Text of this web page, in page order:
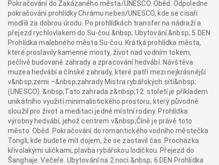
Pokračování do Zakázaného města/UNESCO. Oběd. Odpoledne
pokračování prohlídky Chrámu nebes/UNESCO, kde se císaři
modlili za dobrou úrodu. Po prohlídkách transfer na nádraží a
přejezd rychlovlakem do Su-čou.&nbsp; Ubytování.&nbsp; 5.DEN
Prohlídka malebného města Su-čou. Krátká prohlídka města,
které proslavily kamenné mosty, život nad vodním tokem,
pečlivě budované zahrady a zpracování hedvábí. Návštěva
muzea hedvábí a čínské zahrady, které patří mezi nejkrásnější
v&nbsp;zemi –&nbsp;zahrady Mistra rybářských sítí&nbsp;
(UNESCO). &nbsp;Tato zahrada z&nbsp;12. století je příkladem
unikátního využití minimalistického prostoru, který původně
sloužil pro život a meditaci jedné místní rodiny. Prohlídka
výrobny hedvábí, jehož centrem v&nbsp;Číně je právě toto
město. Oběd. Pokračování do romantického vodního městečka
Tongli, kde budete mít dojem, že se zastavil čas. Procházka
křivolakými uličkami, plavba rybářskou lodičkou. Přejezd do
Šanghaje. Večeře. Ubytování na 2 noci.&nbsp; 6.DEN Prohlídka